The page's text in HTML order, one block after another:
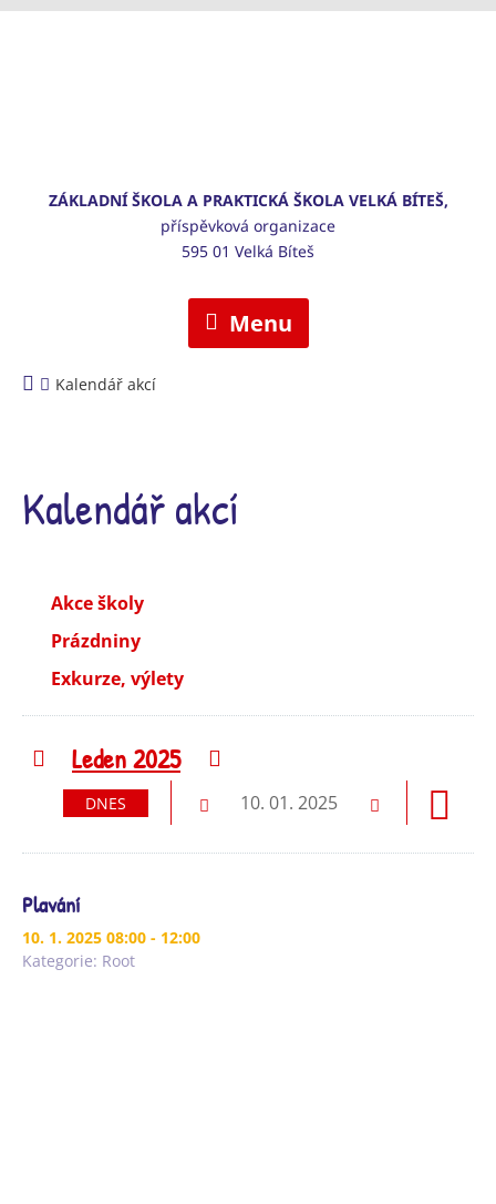
ZÁKLADNÍ ŠKOLA A PRAKTICKÁ ŠKOLA VELKÁ BÍTEŠ,
příspěvková organizace
595 01 Velká Bíteš
Menu
Kalendář akcí
Kalendář akcí
Akce školy
Prázdniny
Exkurze, výlety
Předchozí
Leden 2025
DNES Předchozí
10. 01. 2025
Plavání
10. 1. 2025 08:00 - 12:00
Kategorie: Root